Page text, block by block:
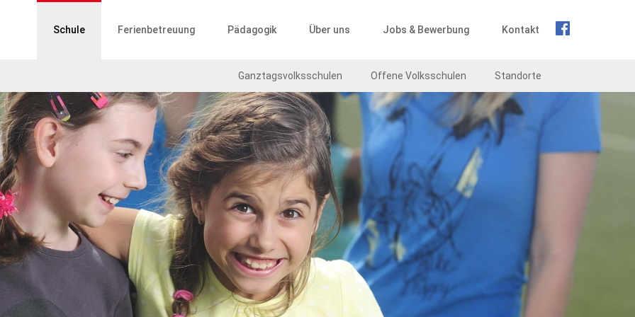
Schule
Ganztagsvolksschulen Offene Volksschulen Standorte
Ferienbetreuung Pädagogik Über uns Jobs & Bewerbung Kontakt